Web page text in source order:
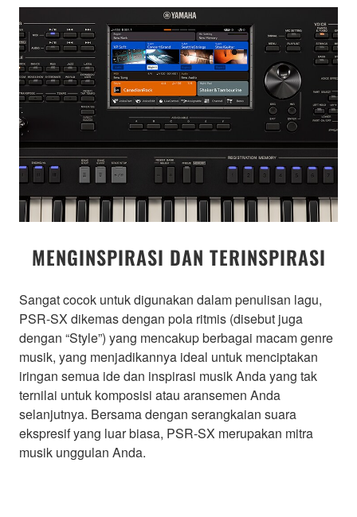
MENGINSPIRASI DAN TERINSPIRASI
Sangat cocok untuk digunakan dalam penulisan lagu,
PSR-SX dikemas dengan pola ritmis (disebut juga
dengan “Style”) yang mencakup berbagai macam genre
musik, yang menjadikannya ideal untuk menciptakan
iringan semua ide dan inspirasi musik Anda yang tak
ternilai untuk komposisi atau aransemen Anda
selanjutnya. Bersama dengan serangkaian suara
ekspresif yang luar biasa, PSR-SX merupakan mitra
musik unggulan Anda.